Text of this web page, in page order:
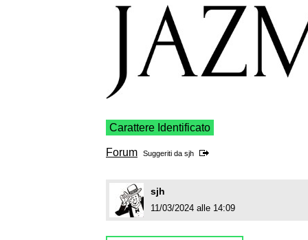
Carattere Identificato
Forum Suggeriti da sjh
sjh
11/03/2024 alle 14:09